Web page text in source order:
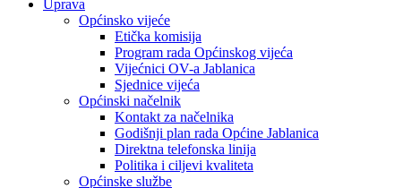
Uprava
Općinsko vijeće
Etička komisija
Program rada Općinskog vijeća
Vijećnici OV-a Jablanica
Sjednice vijeća
Općinski načelnik
Kontakt za načelnika
Godišnji plan rada Općine Jablanica
Direktna telefonska linija
Politika i ciljevi kvaliteta
Općinske službe